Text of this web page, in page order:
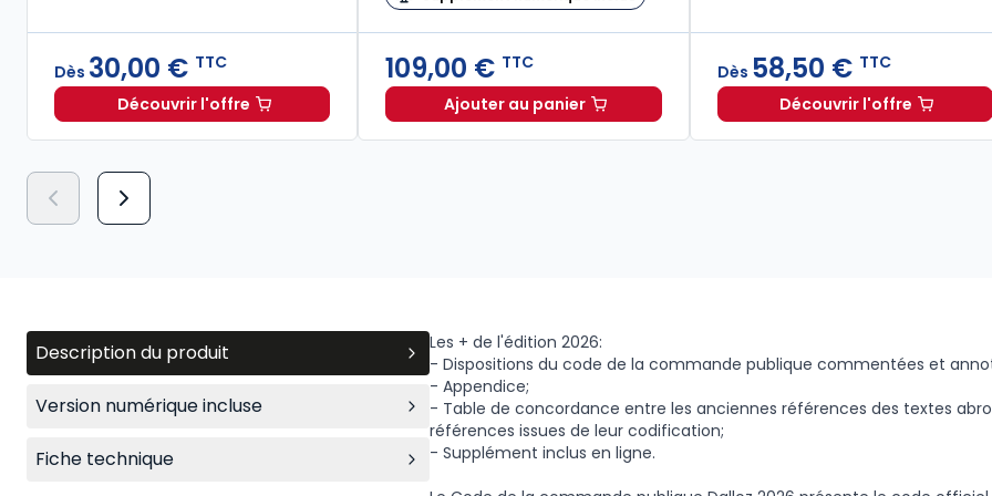
Dès 30,00 € TTC
Découvrir l'offreLes grands arrêts de la jurisprudence administrative. 25e éd. à partir de Dès30,00 €TTC
109,00 € TTC
Ajouter au panierCode de l'environnement 2026, annoté et commenté à
Dès 58,50 € TTC
Découvrir l'offre
Description du produit
Version numérique incluse
Fiche technique
Les + de l'édition 2026:
- Dispositions du code de la commande publique commentées et
- Appendice;
- Table de concordance entre les anciennes références des textes
références issues de leur codification;
- Supplément inclus en ligne.